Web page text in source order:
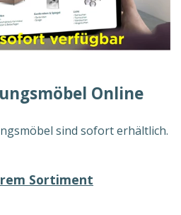
Online
sind sofort erhältlich.
Sortiment